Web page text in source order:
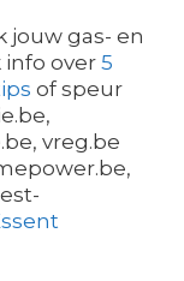
jouw gas- en
over 5
of speur
vreg.be